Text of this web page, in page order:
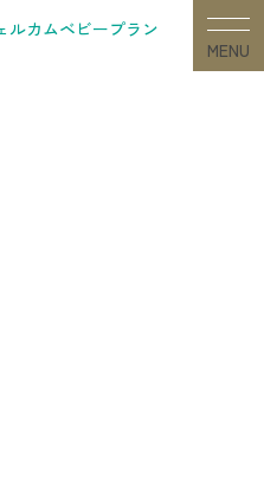
MENU
ルカムベビープラン